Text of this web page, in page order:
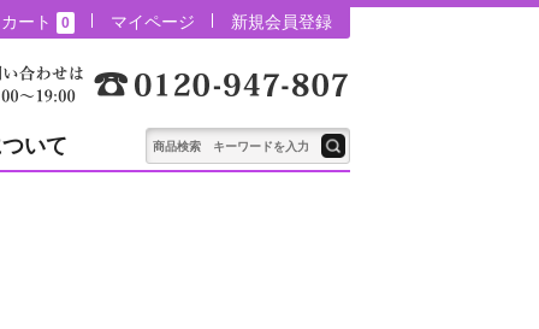
カート 0 マイページ 新規会員登録
いて